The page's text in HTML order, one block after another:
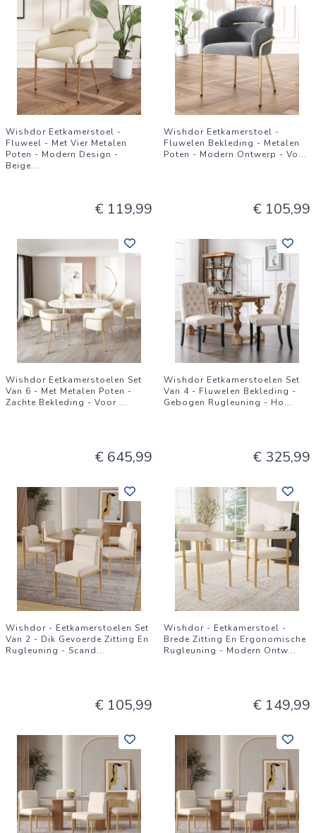
Wishdor Eetkamerstoel -
Fluweel - Met Vier Metalen
Poten - Modern Design -
Beige...
€ 119,99
Wishdor Eetkamerstoel -
Fluwelen Bekleding - Metalen
Poten - Modern Ontwerp - Vo...
€ 105,99
Wishdor Eetkamerstoelen Set
Van 6 - Met Metalen Poten -
Zachte Bekleding - Voor ...
€ 645,99
Wishdor Eetkamerstoelen Set
Van 4 - Fluwelen Bekleding -
Gebogen Rugleuning - Ho...
€ 325,99
Wishdor - Eetkamerstoelen Set
Van 2 - Dik Gevoerde Zitting En
Rugleuning - Scand...
€ 105,99
Wishdor - Eetkamerstoel -
Brede Zitting En Ergonomische
Rugleuning - Modern Ontw...
€ 149,99